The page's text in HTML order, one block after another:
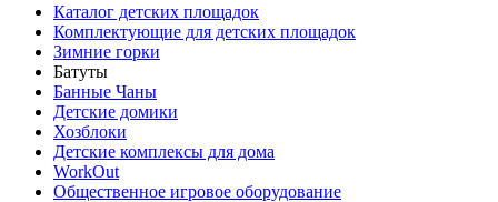
Каталог детских площадок
Комплектующие для детских площадок
Зимние горки
Батуты
Банные Чаны
Детские домики
Хозблоки
Детские комплексы для дома
WorkOut
Общественное игровое оборудование